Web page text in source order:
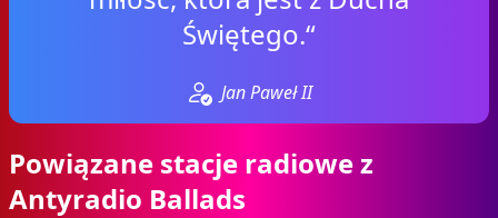
Świętego.“
Jan Paweł II
Powiązane stacje radiowe z
Antyradio Ballads